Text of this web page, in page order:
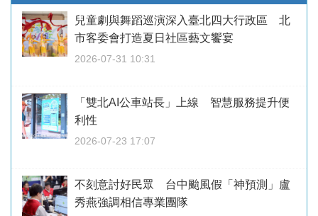
兒童劇與舞蹈巡演深入臺北四大行政區 北
市客委會打造夏日社區藝文饗宴
2026-07-31 10:31
「雙北AI公車站長」上線 智慧服務提升便
利性
2026-07-23 17:07
不刻意討好民眾 台中颱風假「神預測」盧
秀燕強調相信專業團隊